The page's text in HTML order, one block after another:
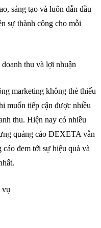
sáng tạo và luôn dẫn đầu
sự thành công cho mỗi
thu và lợi nhuận
marketing không thẻ thiếu
muốn tiếp cận được nhiều
thu. Hiện nay có nhiều
quảng cáo DEXETA vẫn
đem tới sự hiệu quả và
vụ